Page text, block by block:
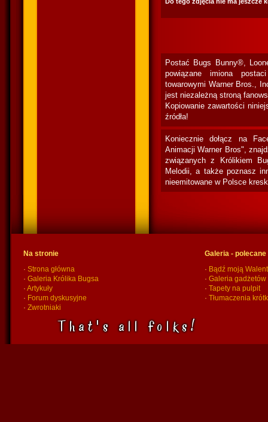
Postać Bugs Bunny®,
powiązane imiona
towarowymi Warner Bros.,
jest niezależną stroną
Kopiowanie zawartości
źródła!
Koniecznie dołącz na
Animacji Warner Bros",
związanych z Królikiem
Melodii, a także poznasz
nieemitowane w Polsce
Na stronie
· Strona główna
· Galeria Królika Bugsa
· Artykuły
· Forum dyskusyjne
· Zwrotniaki
Galeria -
· Bądź moją
·Galeria
·Tapety na pulpit
·Tłumaczenia